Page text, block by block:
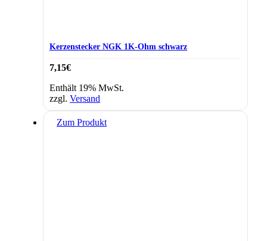
Kerzenstecker NGK 1K-Ohm schwarz
7,15€
Enthält 19% MwSt.
zzgl. Versand
Zum Produkt